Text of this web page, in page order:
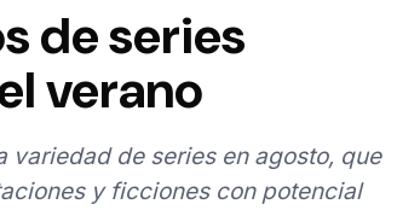
de series
verano
variedad de series en agosto, que
y ficciones con potencial